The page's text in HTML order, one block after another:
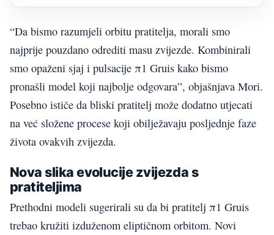
“Da bismo razumjeli orbitu pratitelja, morali smo
najprije pouzdano odrediti masu zvijezde. Kombinirali
smo opaženi sjaj i pulsacije π1 Gruis kako bismo
pronašli model koji najbolje odgovara”, objašnjava Mori.
Posebno ističe da bliski pratitelj može dodatno utjecati
na već složene procese koji obilježavaju posljednje faze
života ovakvih zvijezda.
Nova slika evolucije zvijezda s
pratiteljima
Prethodni modeli sugerirali su da bi pratitelj π1 Gruis
trebao kružiti izduženom eliptičnom orbitom. Novi